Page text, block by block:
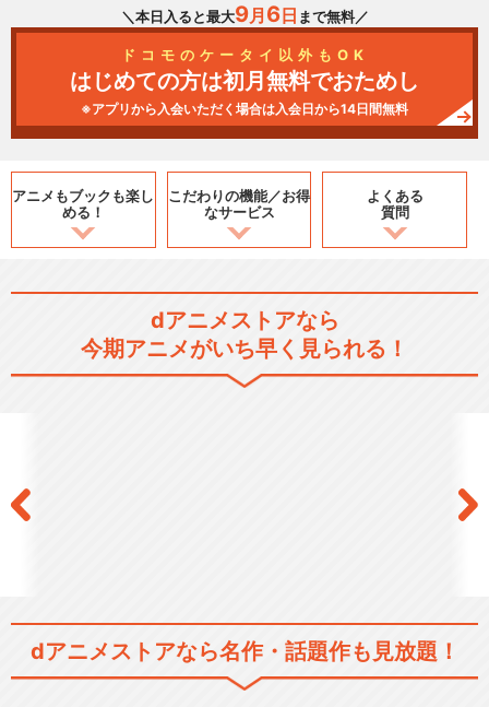
＼本日入ると最大9月 6日 まで無料／
ドコモのケータイ以外もOK
はじめての方は初月無料でおためし
※アプリから入会いただく場合は入会日から14日間無料
アニメもブックも楽し
める！
こだわりの機能／お得
なサービス
よくある
質問
dアニメストアなら
今期アニメがいち早く見られる！
dアニメストアなら名作・話題作も見放題！